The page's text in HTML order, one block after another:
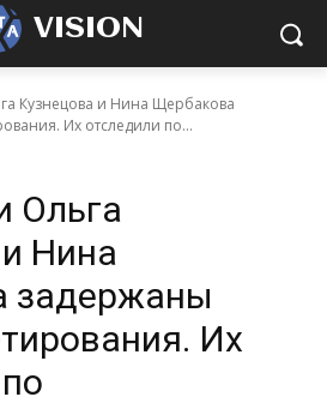
VISION
Кузнецова и Нина Щербакова
Их отследили по...
Ольга
Нина
задержаны
Их